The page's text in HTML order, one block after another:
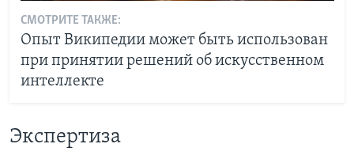
СМОТРИТЕ ТАКЖЕ:
Опыт Википедии может быть использован
при принятии решений об искусственном
интеллекте
Экспертиза